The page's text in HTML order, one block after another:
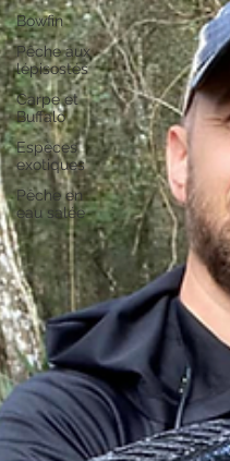
Bowfin
Pêche aux
lépisostés
Carpe et
Buffalo
Espèces
exotiques
Pêche en
eau salée